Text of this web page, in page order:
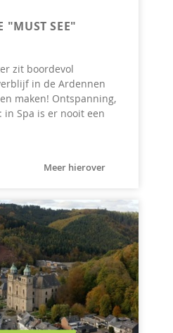
"MUST SEE"
zit boordevol
in de Ardennen
maken! Ontspanning,
Spa is er nooit een
Meer hierover